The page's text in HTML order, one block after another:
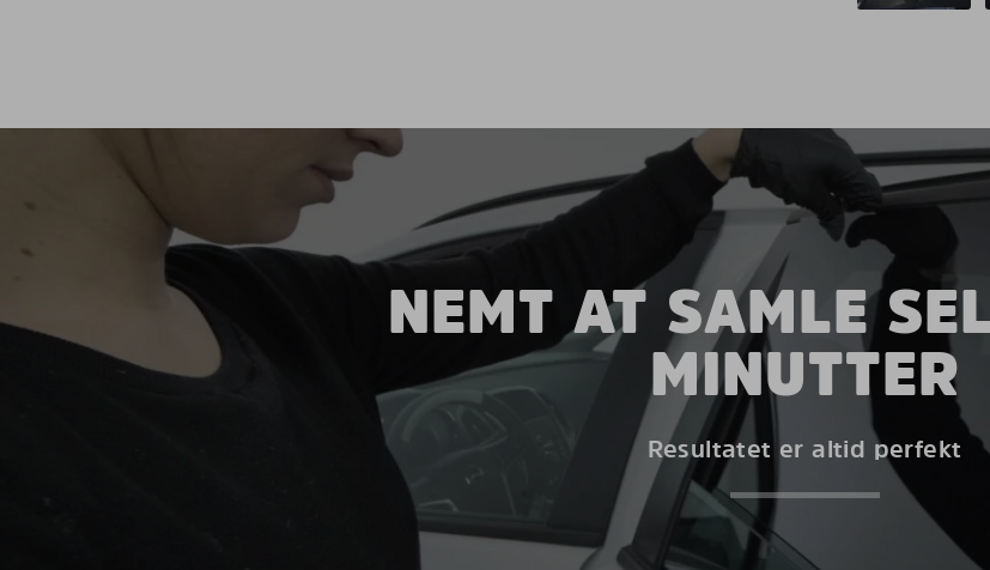
NEMT AT SAMLE
MINUTTER
Resultatet er altid perfekt